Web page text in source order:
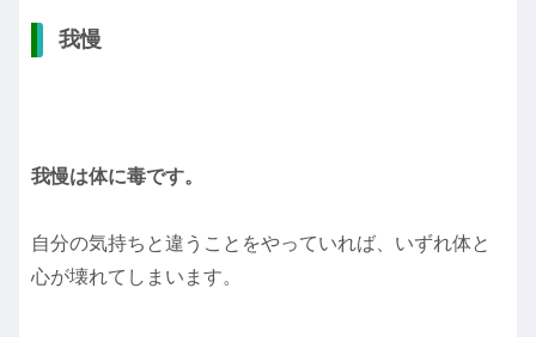
我慢
我慢は体に毒です。
自分の気持ちと違うことをやっていれば、いずれ体と
心が壊れてしまいます。